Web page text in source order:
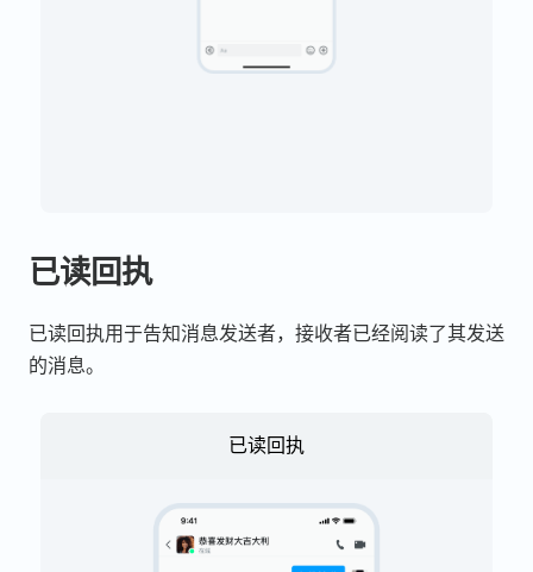
已读回执
已读回执用于告知消息发送者，接收者已经阅读了其发送
的消息。
已读回执